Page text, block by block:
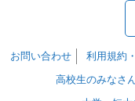
お問い合わせ 利用規約
高校生のみなさ